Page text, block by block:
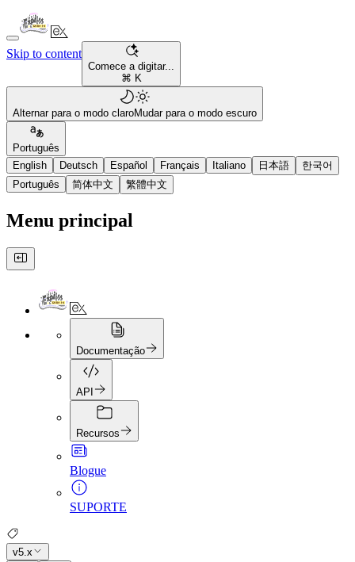
Skip to content
Comece a digitar...
⌘ K
Alternar para o modo claroMudar para o modo escuro
Português
English
Deutsch Español Français Italiano 日本語
한국어
Português
简体中文 繁體中文
Menu principal
Documentação
API
Recursos
Blogue
SUPORTE
v5.x